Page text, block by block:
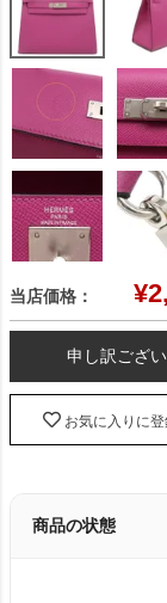
当店価格： ¥
申し訳ござ
お気に入りに
商品の状態